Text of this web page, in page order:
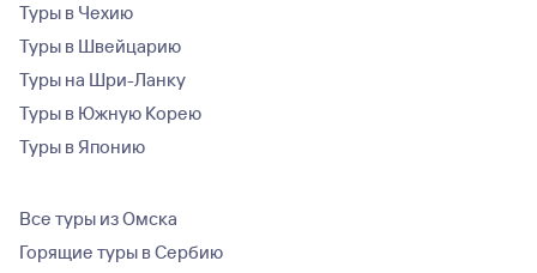
Туры в Чехию
Туры в Швейцарию
Туры на Шри-Ланку
Туры в Южную Корею
Туры в Японию
Все туры из Омска
Горящие туры в Сербию